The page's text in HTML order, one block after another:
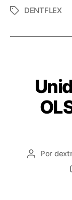
DENTFLEX
Por